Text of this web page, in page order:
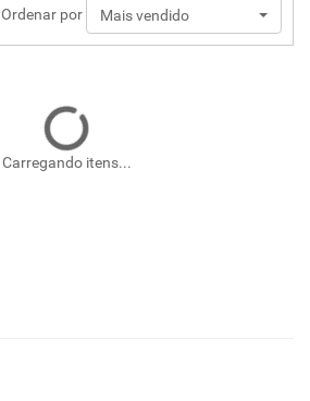
Ordenar por Mais vendido
Carregando itens...